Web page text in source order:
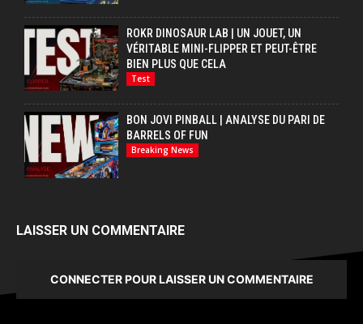
ROKR DINOSAUR LAB | UN JOUET, UN
VÉRITABLE MINI-FLIPPER ET PEUT-ÊTRE
BIEN PLUS QUE CELA
Test
BON JOVI PINBALL | ANALYSE DU PARI DE
BARRELS OF FUN
Breaking News
LAISSER UN COMMENTAIRE
CONNECTER POUR LAISSER UN COMMENTAIRE